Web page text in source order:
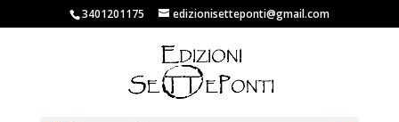
3401201175 edizionisetteponti@gmail.com